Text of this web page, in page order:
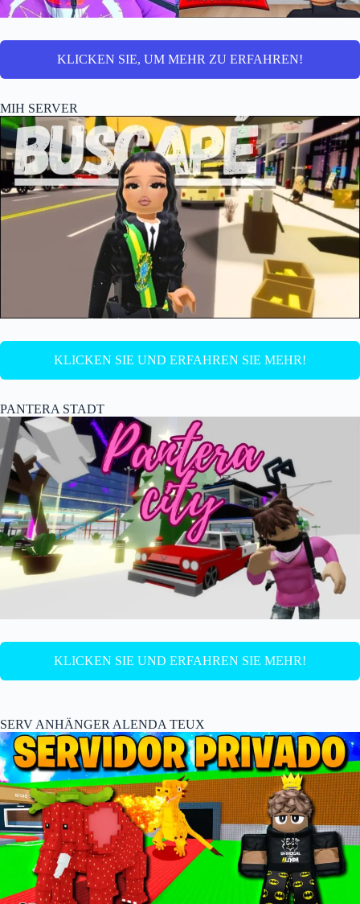
KLICKEN SIE, UM MEHR ZU ERFAHREN!
MIH SERVER
KLICKEN SIE UND ERFAHREN SIE MEHR!
PANTERA STADT
KLICKEN SIE UND ERFAHREN SIE MEHR!
SERV ANHÄNGER ALENDA TEUX